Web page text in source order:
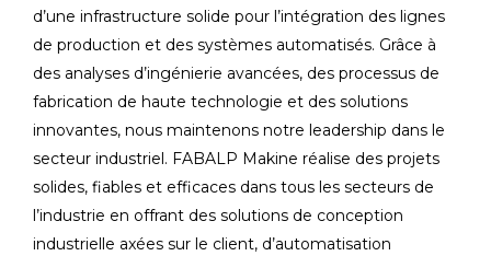
d’une infrastructure solide pour l’intégration des lignes
de production et des systèmes automatisés. Grâce à
des analyses d’ingénierie avancées, des processus de
fabrication de haute technologie et des solutions
innovantes, nous maintenons notre leadership dans le
secteur industriel. FABALP Makine réalise des projets
solides, fiables et efficaces dans tous les secteurs de
l’industrie en offrant des solutions de conception
industrielle axées sur le client, d’automatisation